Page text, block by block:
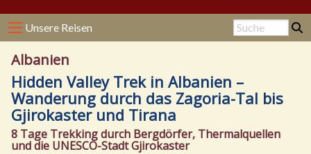
Unsere Reisen
Albanien
Hidden Valley Trek in Albanien –
Wanderung durch das Zagoria-Tal bis
Gjirokaster und Tirana
8 Tage Trekking durch Bergdörfer, Thermalquellen
und die UNESCO-Stadt Gjirokaster